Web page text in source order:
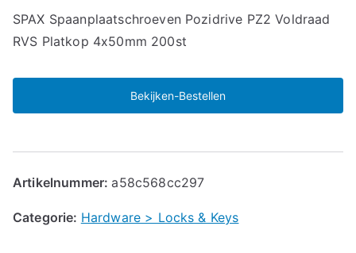
SPAX Spaanplaatschroeven Pozidrive PZ2 Voldraad
RVS Platkop 4x50mm 200st
Bekijken-Bestellen
Artikelnummer:a58c568cc297
Categorie: Hardware > Locks & Keys